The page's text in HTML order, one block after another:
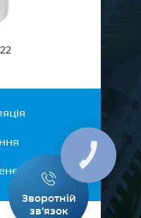
Зворотній
зв’язок